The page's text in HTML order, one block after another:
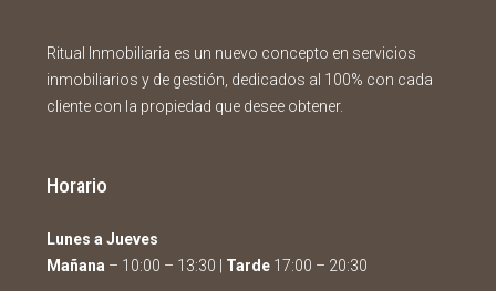
Ritual Inmobiliaria es un nuevo concepto en servicios
inmobiliarios y de gestión, dedicados al 100% con cada
cliente con la propiedad que desee obtener.
Horario
Lunes a Jueves
Mañana – 10:00 – 13:30 | Tarde 17:00 – 20:30